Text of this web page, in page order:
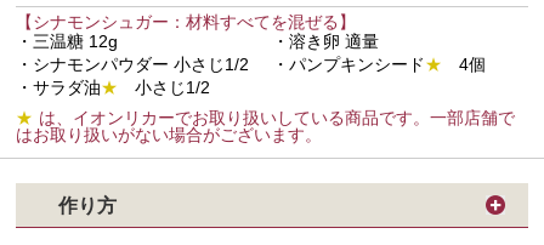
【シナモンシュガー：材料すべてを混ぜる】
・三温糖 12g
・シナモンパウダー 小さじ1/2
・サラダ油★ 小さじ1/2
・溶き卵 適量
・パンプキンシード★ 4個
★ は、イオンリカーでお取り扱いしている商品です。一部店舗で
はお取り扱いがない場合がございます。
作り方